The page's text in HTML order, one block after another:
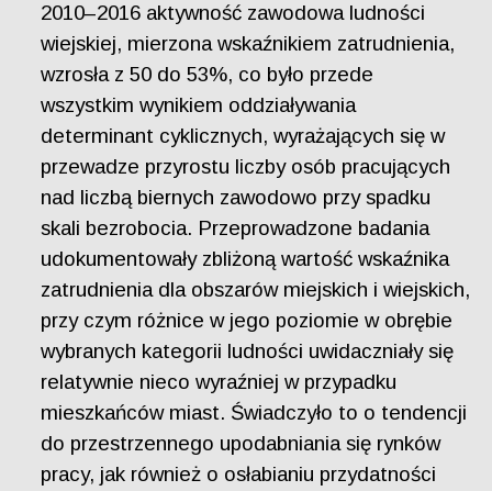
2010–2016 aktywność zawodowa ludności
wiejskiej, mierzona wskaźnikiem zatrudnienia,
wzrosła z 50 do 53%, co było przede
wszystkim wynikiem oddziaływania
determinant cyklicznych, wyrażających się w
przewadze przyrostu liczby osób pracujących
nad liczbą biernych zawodowo przy spadku
skali bezrobocia. Przeprowadzone badania
udokumentowały zbliżoną wartość wskaźnika
zatrudnienia dla obszarów miejskich i wiejskich,
przy czym różnice w jego poziomie w obrębie
wybranych kategorii ludności uwidaczniały się
relatywnie nieco wyraźniej w przypadku
mieszkańców miast. Świadczyło to o tendencji
do przestrzennego upodabniania się rynków
pracy, jak również o osłabianiu przydatności